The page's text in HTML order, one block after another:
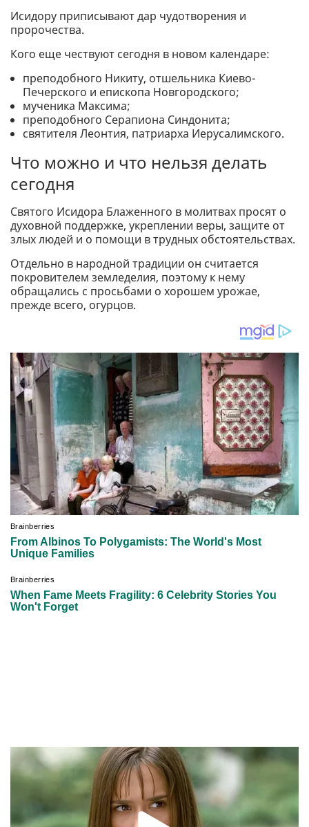
Исидору приписывают дар чудотворения и
пророчества.
Кого еще чествуют сегодня в новом календаре:
преподобного Никиту, отшельника Киево-
Печерского и епископа Новгородского;
мученика Максима;
преподобного Серапиона Синдонита;
святителя Леонтия, патриарха Иерусалимского.
Что можно и что нельзя делать
сегодня
Святого Исидора Блаженного в молитвах просят о
духовной поддержке, укреплении веры, защите от
злых людей и о помощи в трудных обстоятельствах.
Отдельно в народной традиции он считается
покровителем земледелия, поэтому к нему
обращались с просьбами о хорошем урожае,
прежде всего, огурцов.